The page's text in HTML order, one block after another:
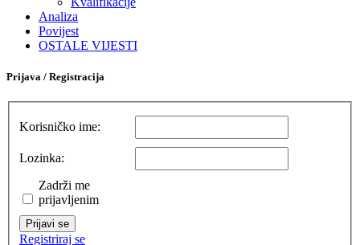
Analiza
Povijest
OSTALE VIJESTI
Prijava / Registracija
Korisničko ime:
Lozinka:
Zadrži me
prijavljenim
Prijavi se
Registriraj se